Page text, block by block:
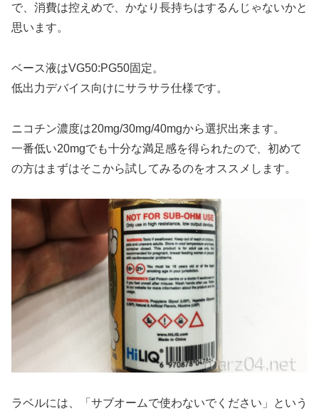
で、消費は控えめで、かなり長持ちはするんじゃないかと
思います。
ベース液はVG50:PG50固定。
低出力デバイス向けにサラサラ仕様です。
ニコチン濃度は20mg/30mg/40mgから選択出来ます。
一番低い20mgでも十分な満足感を得られたので、初めて
の方はまずはそこから試してみるのをオススメします。
ラベルには、「サブオームで使わないでください」という